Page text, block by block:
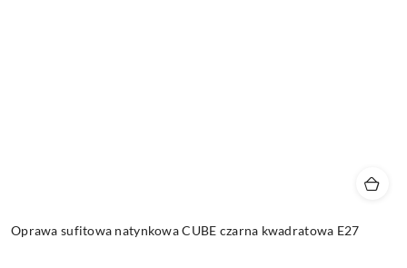
Oprawa sufitowa natynkowa CUBE czarna kwadratowa E27